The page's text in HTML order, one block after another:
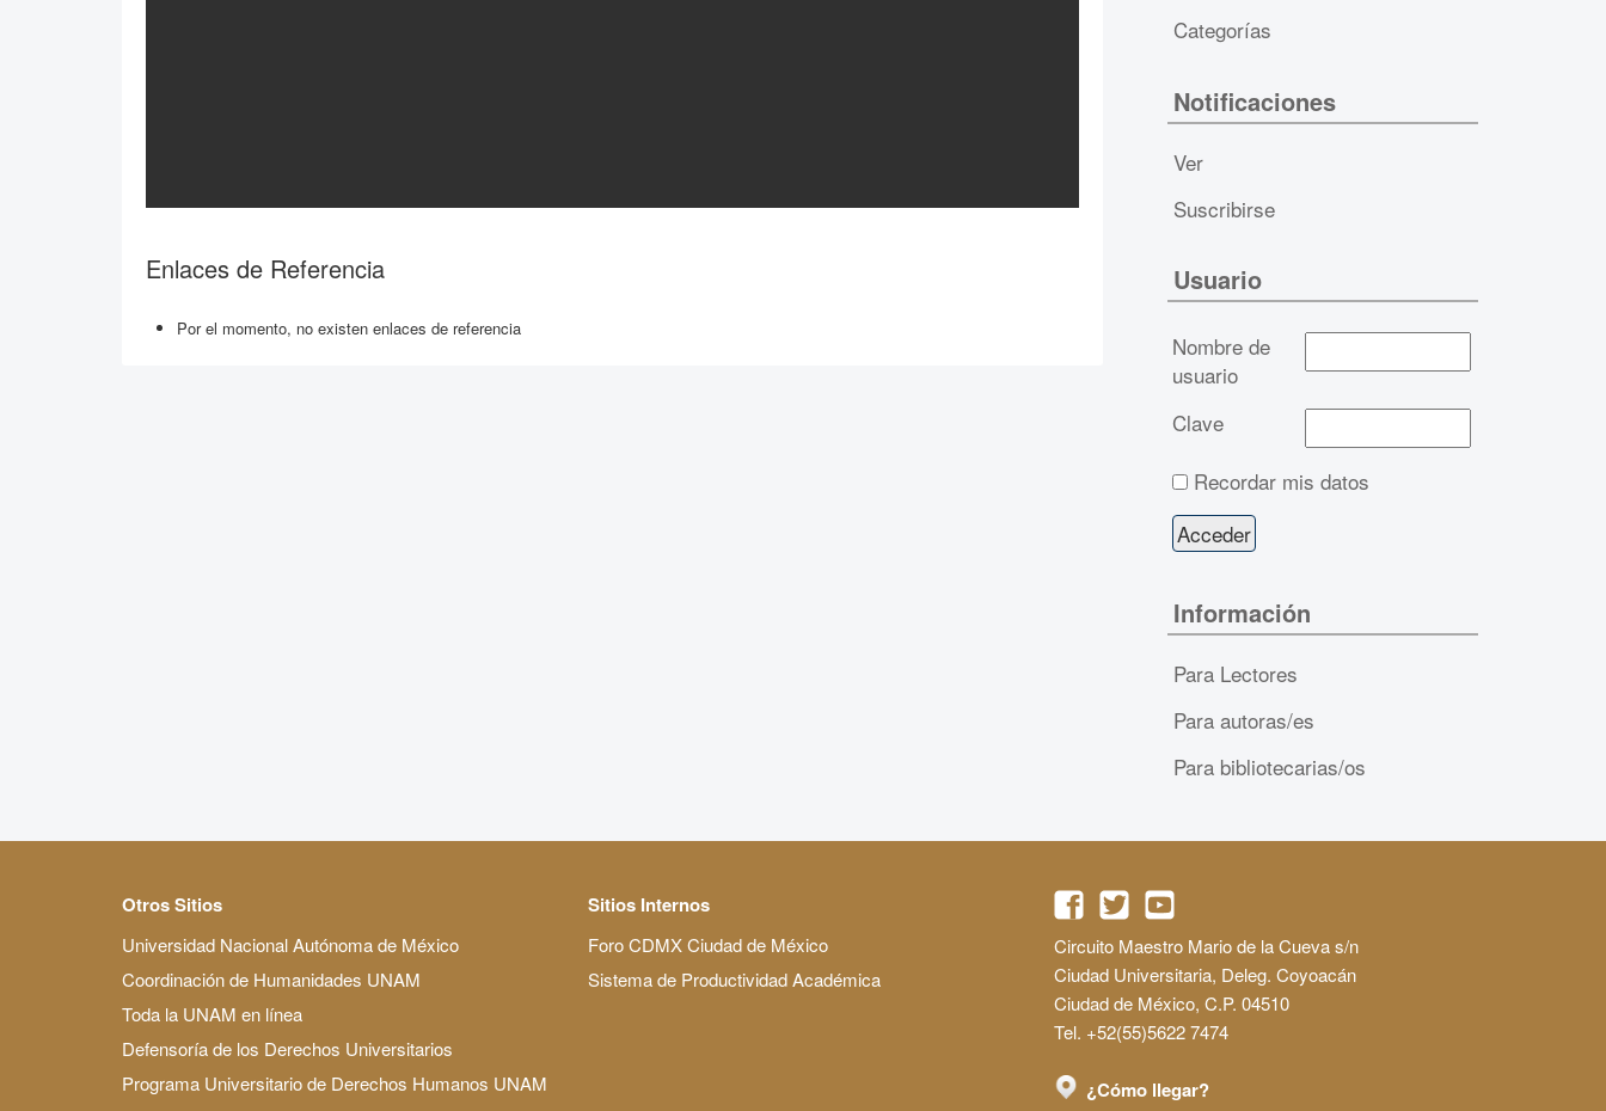
Enlaces de Referencia
Por el momento, no existen enlaces de referencia
Categorías
Notificaciones
Ver
Suscribirse
Usuario
Nombre de
usuario
Clave
Recordar mis datos
Información
Para Lectores
Para autoras/es
Para bibliotecarias/os
Otros Sitios
Universidad Nacional Autónoma de México
Coordinación de Humanidades UNAM
Toda la UNAM en línea
Defensoría de los Derechos Universitarios
Programa Universitario de Derechos Humanos UNAM
Sitios Internos
Foro CDMX Ciudad de México
Sistema de Productividad Académica
Circuito Maestro Mario de la Cueva s/n
Ciudad Universitaria, Deleg. Coyoacán
Ciudad de México, C.P. 04510
Tel. +52(55)5622 7474
¿Cómo llegar?